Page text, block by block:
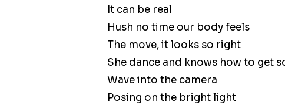
It can be real
Hush no time our body feels
The move, it looks so right
She dance and knows how to get
Wave into the camera
Posing on the bright light